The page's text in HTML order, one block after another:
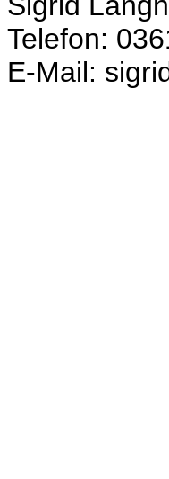
Telefon:
E-Mail: